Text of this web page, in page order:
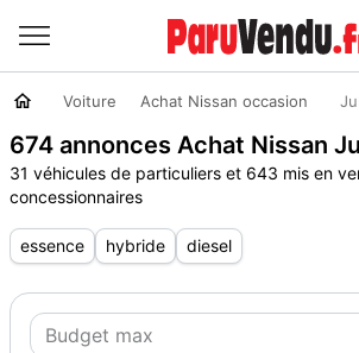
Voiture Achat Nissan occasion
674 annonces Achat Nissan
31 véhicules de particuliers et 643 mis en
concessionnaires
essence hybride diesel